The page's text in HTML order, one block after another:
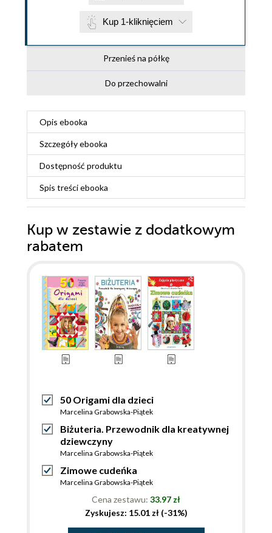
Kup 1-kliknięciem
Przenieś na półkę
Do przechowalni
Opis ebooka
Szczegółyebooka
Dostępność produktu
Spis treściebooka
Kup w zestawie z dodatkowym
rabatem
50 Origami dla dzieci
Marcelina Grabowska-Piątek
Biżuteria. Przewodnik dla kreatywnej
dziewczyny
Marcelina Grabowska-Piątek
Zimowe cudeńka
Marcelina Grabowska-Piątek
Cena zestawu: 33.97 zł
Zyskujesz: 15.01 zł (-31%)